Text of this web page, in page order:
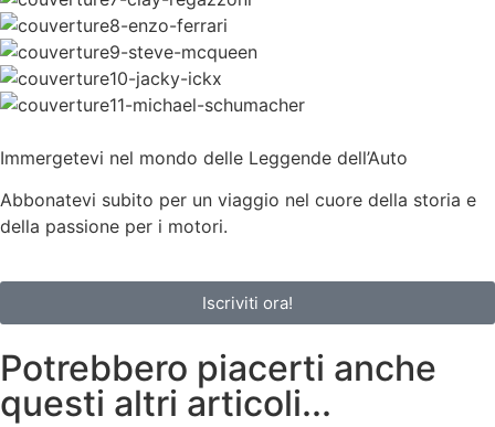
Immergetevi nel mondo delle Leggende dell’Auto
Abbonatevi subito per un viaggio nel cuore della storia e
della passione per i motori.
Iscriviti ora!
Potrebbero piacerti anche
questi altri articoli...